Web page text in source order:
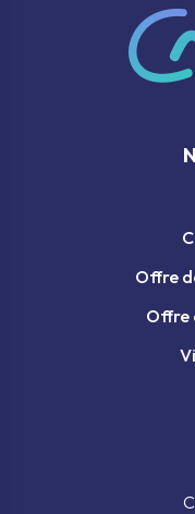
Offre
Offre